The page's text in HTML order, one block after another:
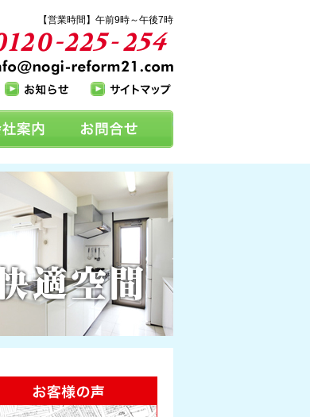
【営業時間】午前9時～午後7時